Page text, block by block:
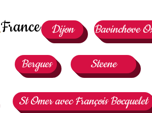
Bergues
France
Steene
Dijon Bavinchove
St Omer avec François Bocquelet